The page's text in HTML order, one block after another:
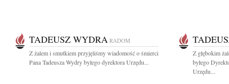
TADEUSZ WYDRA RADOM
Z żalem i smutkiem przyjęliśmy wiadomość o śmierci
Pana Tadeusza Wydry byłego dyrektora Urzędu...
Z głębokim
byłego
Urzędu...